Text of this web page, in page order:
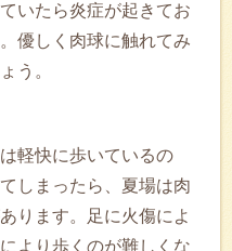
いたら炎症が起きてお
優しく肉球に触れてみ
う。
軽快に歩いているの
しまったら、夏場は肉
ります。足に火傷によ
より歩くのが難しくな